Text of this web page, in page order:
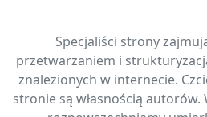
Specjaliści strony
przetwarzaniem i
znalezionych w internecie.
stronie są własnością